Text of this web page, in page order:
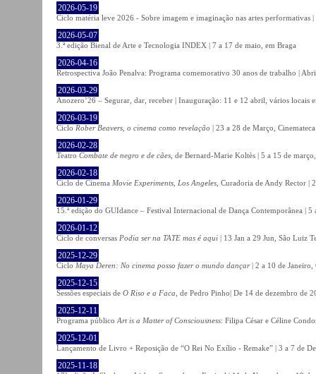
2026-05-19
Ciclo matéria leve 2026 - Sobre imagem e imaginação nas artes
2026-05-07
3.ª edição Bienal de Arte e Tecnologia INDEX | 7 a 17 de maio, em Braga
2026-04-16
Retrospectiva João Penalva: Programa comemorativo 30 anos de trabalho |
2026-03-29
Anozero’26 – Segurar, dar, receber | Inauguração: 11 e 12 abril, vários locais
2026-03-19
Ciclo Rober Beavers, o cinema como revelação | 23 a 28 de Março,
2026-02-28
Teatro Combate de negro e de cães , de Bernard-Marie Koltès | 5 a 15 de
2026-02-18
Ciclo de Cinema Movie Experiments, Los Angeles , Curadoria de Andy Rector
2026-01-29
15.ª edição do GUIdance – Festival Internacional de Dança Contemporânea |
2026-01-12
Ciclo de conversas Podia ser na TATE mas é aqui | 13 Jan a 29 Jun, São Luiz
2025-12-29
Ciclo Maya Deren: No cinema posso fazer o mundo dançar| 2 a 10 de Janeiro,
2025-12-15
Sessões especiais de O Riso e a Faca , de Pedro Pinho| De 14 de dezembro de
2025-12-11
Programa público Art is a Matter of Consciousness: Filipa César e Céline
2025-12-01
Lançamento de Livro + Reposição de “O Rei No Exílio - Remake” | 3 a 7 de
2025-11-18